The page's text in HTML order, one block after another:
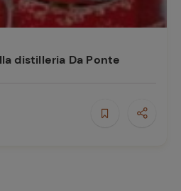
distilleria Da Ponte